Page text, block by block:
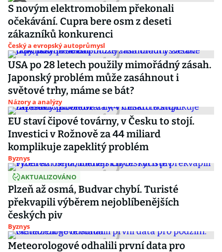
S novým elektromobilem překonali
očekávání. Cupra bere osm z deseti
zákazníků konkurenci
Český a evropský autoprůmysl
USA po 28 letech použily mimořádný zásah.
Japonský problém může zasáhnout i
světové trhy, máme se bát?
Názory a analýzy
EU staví čipové továrny, v Česku to stojí.
Investici v Rožnově za 44 miliard
komplikuje zapeklitý problém
Byznys
AKTUALIZOVÁNO
Plzeň až osmá, Budvar chybí. Turisté
překvapili výběrem nejoblíbenějších
českých piv
Byznys
Meteorologové odhalili první data pro